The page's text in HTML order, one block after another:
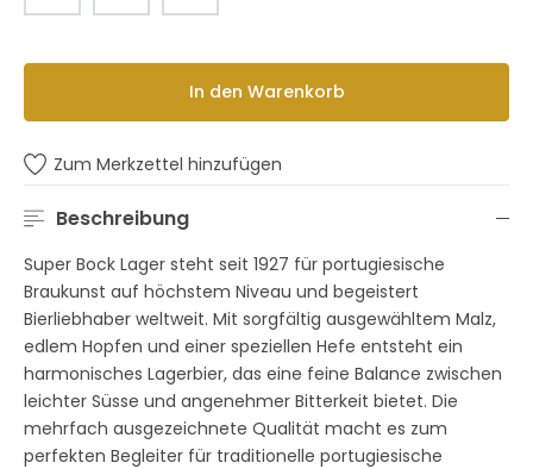
In den Warenkorb
Zum Merkzettel hinzufügen
Beschreibung
Super Bock Lager steht seit 1927 für portugiesische
Braukunst auf höchstem Niveau und begeistert
Bierliebhaber weltweit. Mit sorgfältig ausgewähltem Malz,
edlem Hopfen und einer speziellen Hefe entsteht ein
harmonisches Lagerbier, das eine feine Balance zwischen
leichter Süsse und angenehmer Bitterkeit bietet. Die
mehrfach ausgezeichnete Qualität macht es zum
perfekten Begleiter für traditionelle portugiesische